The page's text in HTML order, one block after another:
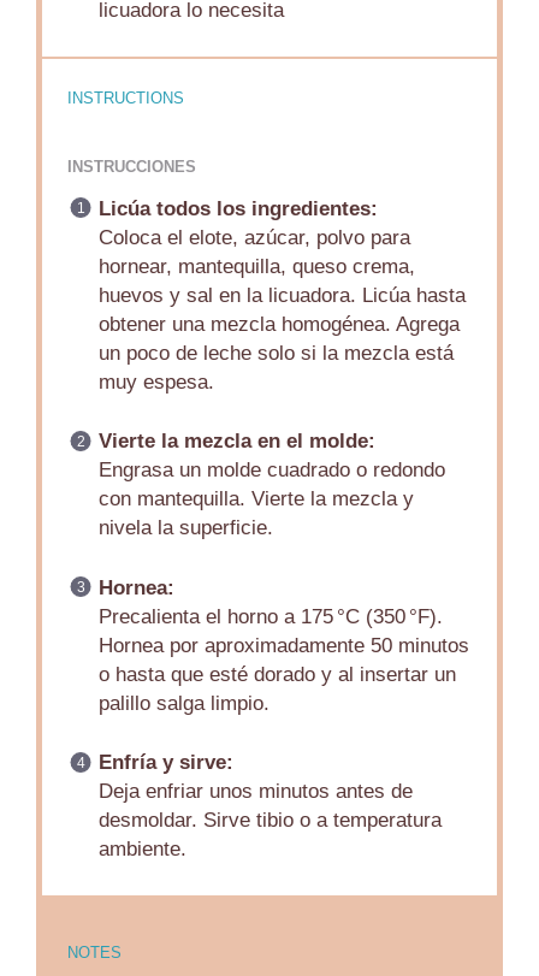
licuadora lo necesita
INSTRUCTIONS
INSTRUCCIONES
Licúa todos los ingredientes:
Coloca el elote, azúcar, polvo para
hornear, mantequilla, queso crema,
huevos y sal en la licuadora. Licúa hasta
obtener una mezcla homogénea. Agrega
un poco de leche solo si la mezcla está
muy espesa.
Vierte la mezcla en el molde:
Engrasa un molde cuadrado o redondo
con mantequilla. Vierte la mezcla y
nivela la superficie.
Hornea:
Precalienta el horno a 175 °C (350 °F).
Hornea por aproximadamente 50 minutos
o hasta que esté dorado y al insertar un
palillo salga limpio.
Enfría y sirve:
Deja enfriar unos minutos antes de
desmoldar. Sirve tibio o a temperatura
ambiente.
NOTES